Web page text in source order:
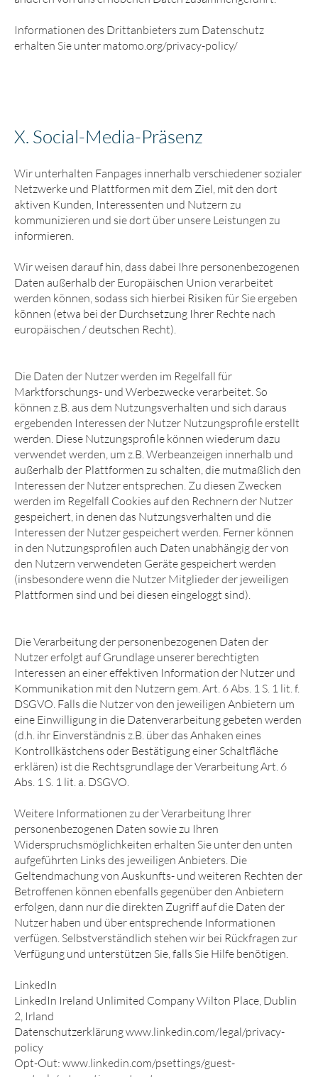
Informationen des Drittanbieters zum Datenschutz
erhalten Sie unter matomo.org/privacy-policy/
X. Social-Media-Präsenz
Wir unterhalten Fanpages innerhalb verschiedener sozialer
Netzwerke und Plattformen mit dem Ziel, mit den dort
aktiven Kunden, Interessenten und Nutzern zu
kommunizieren und sie dort über unsere Leistungen zu
informieren.
Wir weisen darauf hin, dass dabei Ihre personenbezogenen
Daten außerhalb der Europäischen Union verarbeitet
werden können, sodass sich hierbei Risiken für Sie ergeben
können (etwa bei der Durchsetzung Ihrer Rechte nach
europäischen / deutschen Recht).
Die Daten der Nutzer werden im Regelfall für
Marktforschungs- und Werbezwecke verarbeitet. So
können z.B. aus dem Nutzungsverhalten und sich daraus
ergebenden Interessen der Nutzer Nutzungsprofile erstellt
werden. Diese Nutzungsprofile können wiederum dazu
verwendet werden, um z.B. Werbeanzeigen innerhalb und
außerhalb der Plattformen zu schalten, die mutmaßlich den
Interessen der Nutzer entsprechen. Zu diesen Zwecken
werden im Regelfall Cookies auf den Rechnern der Nutzer
gespeichert, in denen das Nutzungsverhalten und die
Interessen der Nutzer gespeichert werden. Ferner können
in den Nutzungsprofilen auch Daten unabhängig der von
den Nutzern verwendeten Geräte gespeichert werden
(insbesondere wenn die Nutzer Mitglieder der jeweiligen
Plattformen sind und bei diesen eingeloggt sind).
Die Verarbeitung der personenbezogenen Daten der
Nutzer erfolgt auf Grundlage unserer berechtigten
Interessen an einer effektiven Information der Nutzer und
Kommunikation mit den Nutzern gem. Art. 6 Abs. 1 S. 1 lit. f.
DSGVO. Falls die Nutzer von den jeweiligen Anbietern um
eine Einwilligung in die Datenverarbeitung gebeten werden
(d.h. ihr Einverständnis z.B. über das Anhaken eines
Kontrollkästchens oder Bestätigung einer Schaltfläche
erklären) ist die Rechtsgrundlage der Verarbeitung Art. 6
Abs. 1 S. 1 lit. a. DSGVO.
Weitere Informationen zu der Verarbeitung Ihrer
personenbezogenen Daten sowie zu Ihren
Widerspruchsmöglichkeiten erhalten Sie unter den unten
aufgeführten Links des jeweiligen Anbieters. Die
Geltendmachung von Auskunfts- und weiteren Rechten der
Betroffenen können ebenfalls gegenüber den Anbietern
erfolgen, dann nur die direkten Zugriff auf die Daten der
Nutzer haben und über entsprechende Informationen
verfügen. Selbstverständlich stehen wir bei Rückfragen zur
Verfügung und unterstützen Sie, falls Sie Hilfe benötigen.
LinkedIn
LinkedIn Ireland Unlimited Company Wilton Place, Dublin
2, Irland
Datenschutzerklärung www.linkedin.com/legal/privacy-
policy
Opt-Out: www.linkedin.com/psettings/guest-